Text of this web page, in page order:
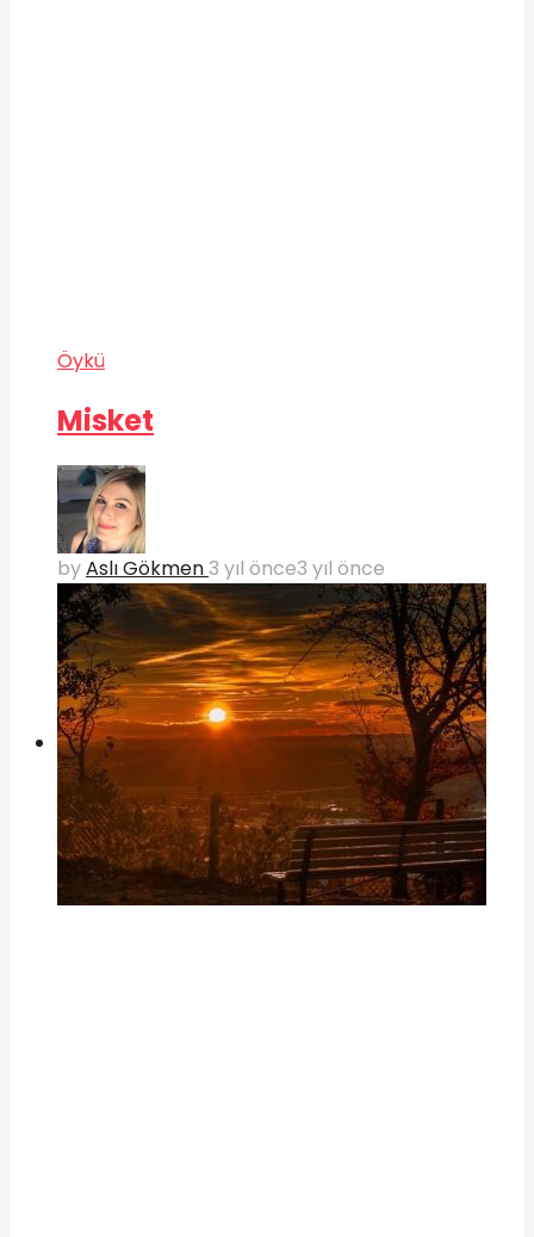
Öykü
Misket
byAslı Gökmen3 yıl önce3 yıl önce